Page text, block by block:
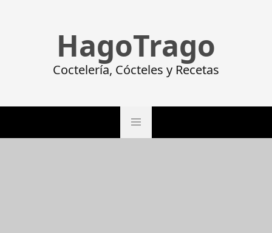
HagoTrago
Coctelería, Cócteles y Recetas